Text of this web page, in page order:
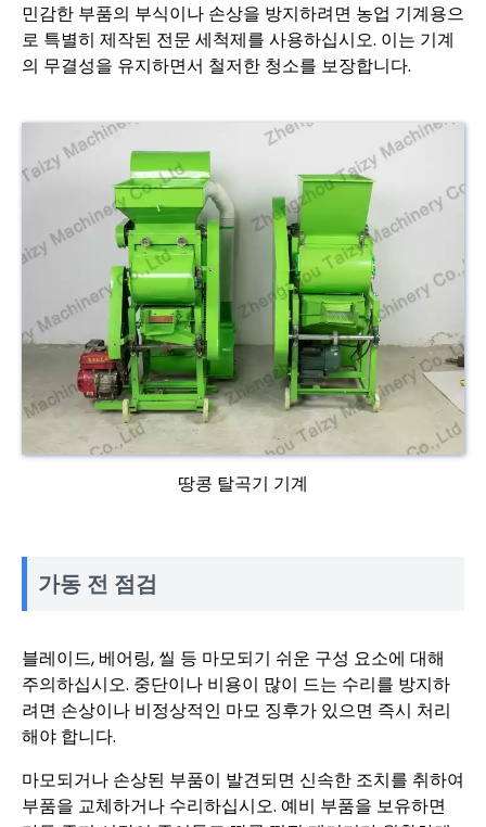
민감한 부품의 부식이나 손상을 방지하려면 농업 기계용으
로 특별히 제작된 전문 세척제를 사용하십시오. 이는 기계
의 무결성을 유지하면서 철저한 청소를 보장합니다.
땅콩 탈곡기 기계
가동 전 점검
블레이드, 베어링, 씰 등 마모되기 쉬운 구성 요소에 대해
주의하십시오. 중단이나 비용이 많이 드는 수리를 방지하
려면 손상이나 비정상적인 마모 징후가 있으면 즉시 처리
해야 합니다.
마모되거나 손상된 부품이 발견되면 신속한 조치를 취하여
부품을 교체하거나 수리하십시오. 예비 부품을 보유하면